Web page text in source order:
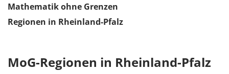
Mathematik ohne Grenzen
Regionen in Rheinland-Pfalz
MoG-Regionen in Rheinland-Pfalz